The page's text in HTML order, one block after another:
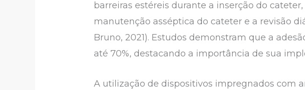
barreiras estéreis durante a inserção do
manutenção asséptica do cateter e a revisão
Bruno, 2021). Estudos demonstram que a
até 70%, destacando a importância de sua
A utilização de dispositivos impregnados com